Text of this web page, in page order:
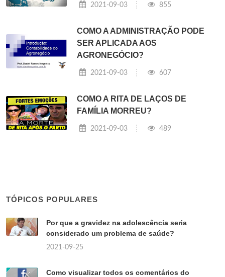
2021-09-03 855
COMO A ADMINISTRAÇÃO PODE
SER APLICADA AOS
AGRONEGÓCIO?
2021-09-03 607
COMO A RITA DE LAÇOS DE
FAMÍLIA MORREU?
2021-09-03 489
TÓPICOS POPULARES
Por que a gravidez na adolescência seria
considerado um problema de saúde?
2021-09-25
Como visualizar todos os comentários do